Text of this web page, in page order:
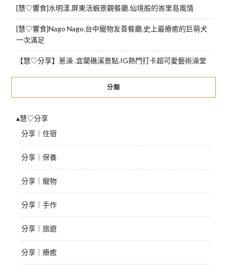
[慧♡響食]水明漾.屏東活蝦景觀餐廳.仙境般的峇里島風情
[慧♡響食]Nago Nago.台中寵物友善餐廳.史上最療癒的巨萌犬
一次滿足
【慧♡分享】蔥澡 .宜蘭礁溪景點.IG熱門打卡超可愛藝術澡堂
分類
▴慧♡分享
分享｜住宿
分享｜保養
分享｜寵物
分享｜手作
分享｜旅遊
分享｜療癒